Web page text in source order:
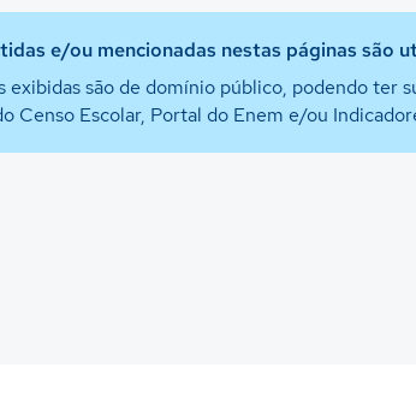
e/ou mencionadas nestas páginas são
exibidas são de domínio público, podendo ter
Censo Escolar, Portal do Enem e/ou